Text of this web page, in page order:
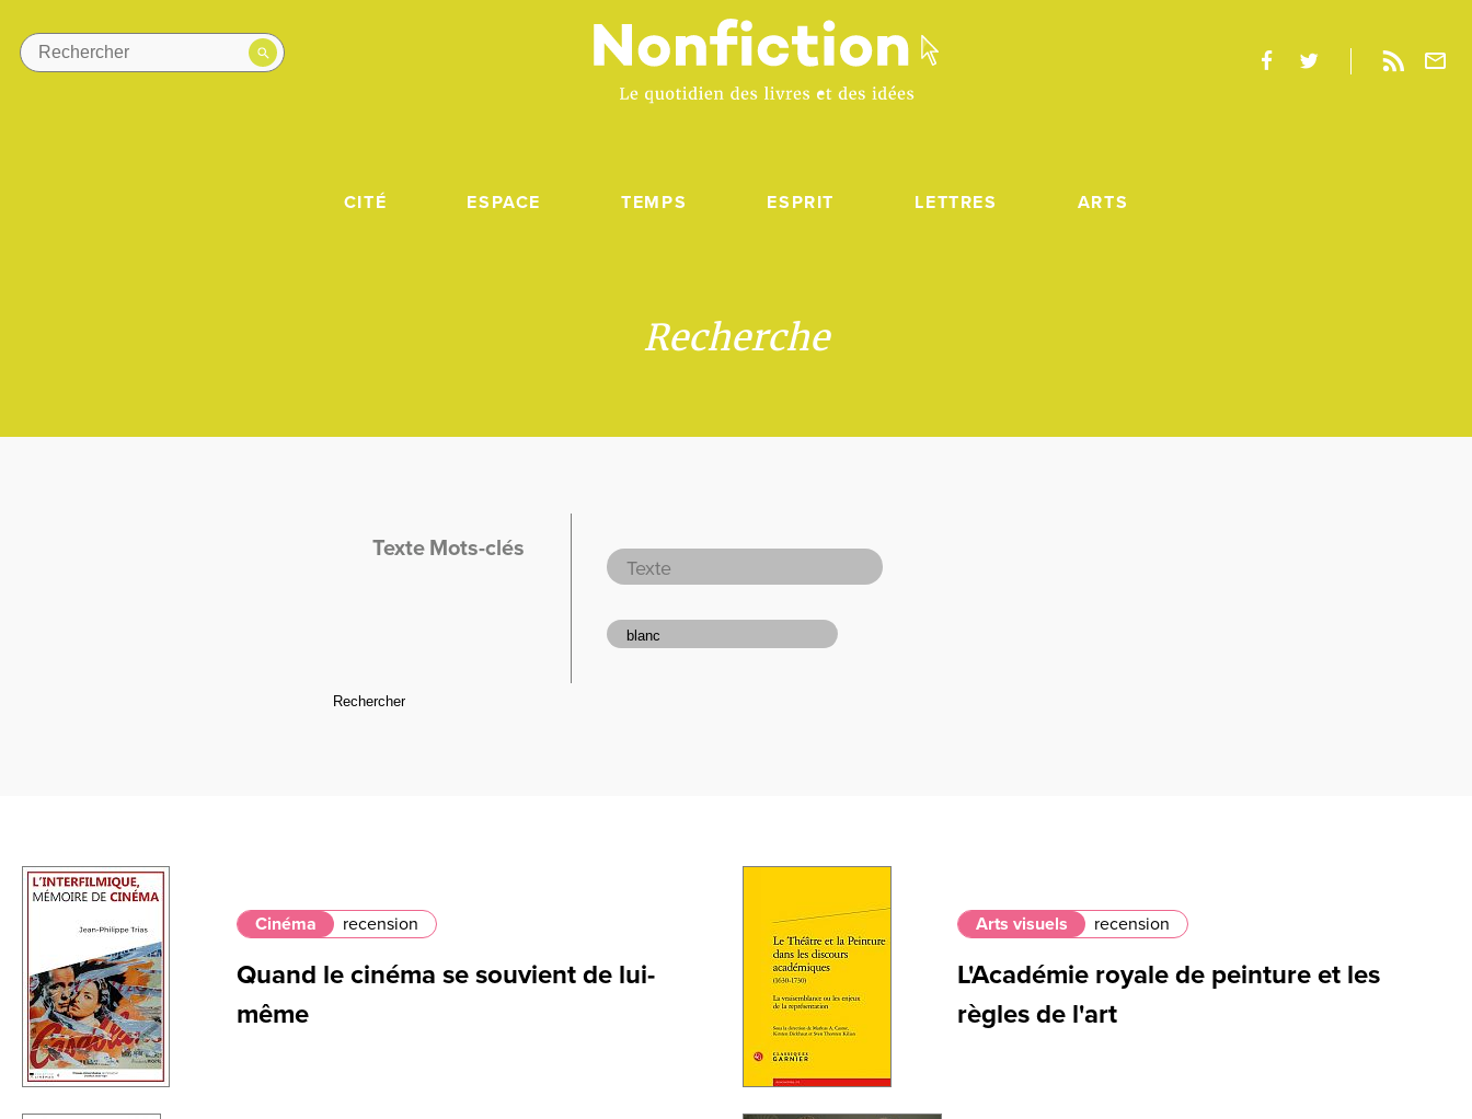
CITÉ ESPACE TEMPS ESPRIT LETTRES ARTS
Recherche
Texte Mots-clés
Cinéma recension
Quand le cinéma se souvient de lui-
même
Arts visuels recension
L'Académie royale de peinture et les
règles de l'art